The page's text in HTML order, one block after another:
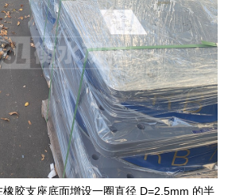
胶支座底面增设一圈直径 D=2.5mm 的半